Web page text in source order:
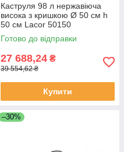
Каструля 98 л нержавіюча
висока з кришкою Ø 50 см h
50 см Lacor 50150
Готово до відправки
27 688,24 ₴
39 554,62 ₴
Купити
–30%